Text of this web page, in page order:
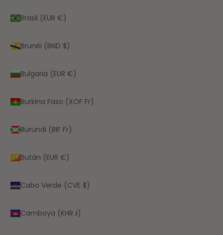
Brasil (EUR €)
Brunéi (BND $)
Bulgaria (EUR €)
Burkina Faso (XOF Fr)
Burundi (BIF Fr)
Bután (EUR €)
Cabo Verde (CVE $)
Camboya (KHR ៛)